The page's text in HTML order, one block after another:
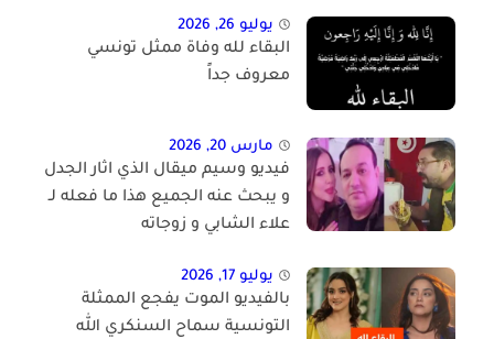
يوليو 26, 2026
البقاء لله وفاة ممثل تونسي
معروف جداً
مارس 20, 2026
فيديو وسيم ميقال الذي اثار الجدل
و يبحث عنه الجميع هذا ما فعله لـ
علاء الشابي و زوجاته
يوليو 17, 2026
بالفيديو الموت يفجع الممثلة
التونسية سماح السنكري الله